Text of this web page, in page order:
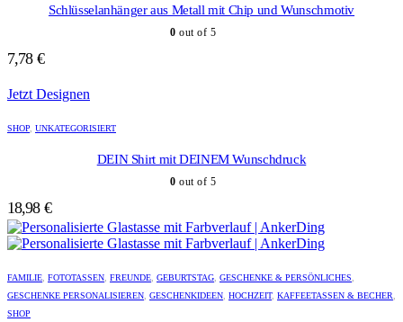
Schlüsselanhänger aus Metall mit Chip und Wunschmotiv
0 out of 5
7,78 €
Jetzt Designen
SHOP UNKATEGORISIERT
DEIN Shirt mit DEINEM Wunschdruck
0 out of 5
18,98 €
Produkt
weist
mehrere
FAMILIE FOTOTASSEN FREUNDE GEBURTSTAG GESCHENKE & PERSÖNLICHES
GESCHENKE PERSONALISIEREN GESCHENKIDEEN HOCHZEIT, KAFFEETASSEN & BECHER
SHOP